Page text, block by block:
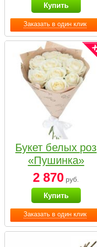
Заказать в один клик
Купить
Заказать в один клик
Букет белых роз
«Пушинка»
2 870 руб.
Купить